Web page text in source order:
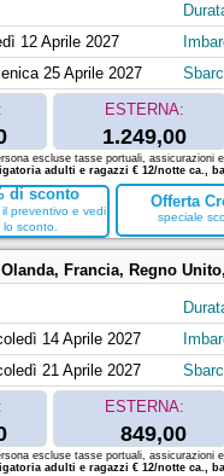
12 Aprile 2027
25 Aprile 2027
ESTERNA:
1.249,00
di sconto
il preventivo e vedi
lo sconto.
Offerta
speciale
escluse tasse portuali, assicurazioni
adulti e ragazzi € 12/notte ca.,
Olanda, Francia, Regno
14 Aprile 2027
21 Aprile 2027
ESTERNA:
849,00
escluse tasse portuali, assicurazioni
adulti e ragazzi € 12/notte ca.,